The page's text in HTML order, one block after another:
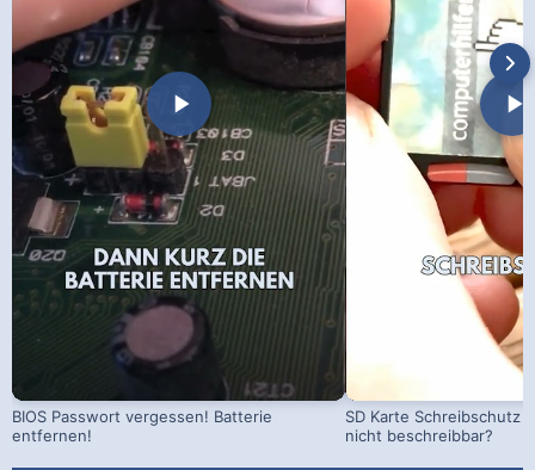
BIOS Passwort vergessen! Batterie
entfernen!
SD Karte Schreibschutz
nicht beschreibbar?